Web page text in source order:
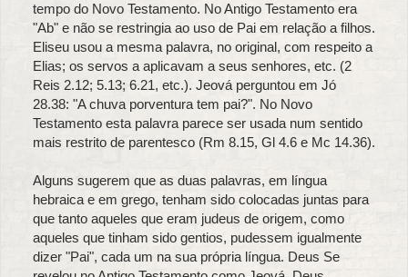
tempo do Novo Testamento. No Antigo Testamento era
"Ab" e não se restringia ao uso de Pai em relação a filhos.
Eliseu usou a mesma palavra, no original, com respeito a
Elias; os servos a aplicavam a seus senhores, etc. (2
Reis 2.12; 5.13; 6.21, etc.). Jeová perguntou em Jó
28.38: "A chuva porventura tem pai?". No Novo
Testamento esta palavra parece ser usada num sentido
mais restrito de parentesco (Rm 8.15, Gl 4.6 e Mc 14.36).
Alguns sugerem que as duas palavras, em língua
hebraica e em grego, tenham sido colocadas juntas para
que tanto aqueles que eram judeus de origem, como
aqueles que tinham sido gentios, pudessem igualmente
dizer "Pai", cada um na sua própria língua. Deus Se